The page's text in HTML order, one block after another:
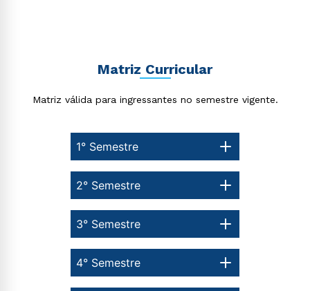
Matriz Curricular
Matriz válida para ingressantes no semestre vigente.
1° Semestre
4° Semestre
3° Semestre
2° Semestre